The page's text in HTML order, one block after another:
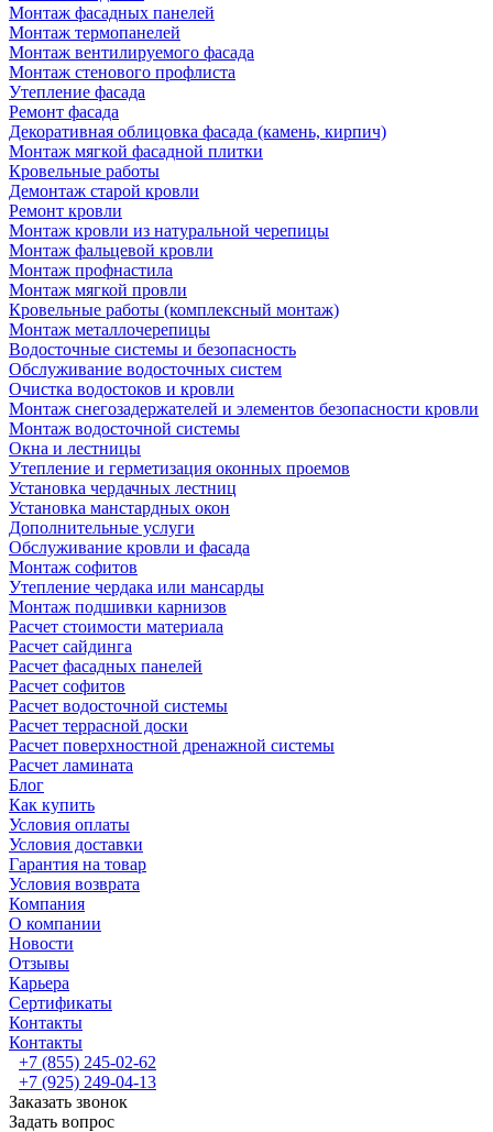
Монтаж фасадных панелей
Монтаж термопанелей
Монтаж вентилируемого фасада
Монтаж стенового профлиста
Утепление фасада
Ремонт фасада
Декоративная облицовка фасада (камень, кирпич)
Монтаж мягкой фасадной плитки
Кровельные работы
Демонтаж старой кровли
Ремонт кровли
Монтаж кровли из натуральной черепицы
Монтаж фальцевой кровли
Монтаж профнастила
Монтаж мягкой провли
Кровельные работы (комплексный монтаж)
Монтаж металлочерепицы
Водосточные системы и безопасность
Обслуживание водосточных систем
Очистка водостоков и кровли
Монтаж снегозадержателей и элементов безопасности кровли
Монтаж водосточной системы
Окна и лестницы
Утепление и герметизация оконных проемов
Установка чердачных лестниц
Установка манстардных окон
Дополнительные услуги
Обслуживание кровли и фасада
Монтаж софитов
Утепление чердака или мансарды
Монтаж подшивки карнизов
Расчет стоимости материала
Расчет сайдинга
Расчет фасадных панелей
Расчет софитов
Расчет водосточной системы
Расчет террасной доски
Расчет поверхностной дренажной системы
Расчет ламината
Блог
Как купить
Условия оплаты
Условия доставки
Гарантия на товар
Условия возврата
Компания
О компании
Новости
Отзывы
Карьера
Сертификаты
Контакты
Контакты
+7 (855) 245-02-62
+7 (925) 249-04-13
Заказать звонок
Задать вопрос